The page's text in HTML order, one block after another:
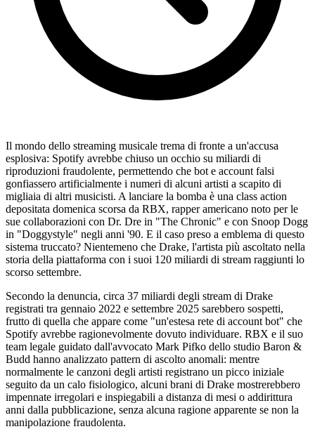
Il mondo dello streaming musicale trema di fronte a un'accusa
esplosiva: Spotify avrebbe chiuso un occhio su miliardi di
riproduzioni fraudolente, permettendo che bot e account falsi
gonfiassero artificialmente i numeri di alcuni artisti a scapito di
migliaia di altri musicisti. A lanciare la bomba è una class action
depositata domenica scorsa da RBX, rapper americano noto per le
sue collaborazioni con Dr. Dre in "The Chronic" e con Snoop Dogg
in "Doggystyle" negli anni '90. E il caso preso a emblema di questo
sistema truccato? Nientemeno che Drake, l'artista più ascoltato nella
storia della piattaforma con i suoi 120 miliardi di stream raggiunti lo
scorso settembre.
Secondo la denuncia, circa 37 miliardi degli stream di Drake
registrati tra gennaio 2022 e settembre 2025 sarebbero sospetti,
frutto di quella che appare come "un'estesa rete di account bot" che
Spotify avrebbe ragionevolmente dovuto individuare. RBX e il suo
team legale guidato dall'avvocato Mark Pifko dello studio Baron &
Budd hanno analizzato pattern di ascolto anomali: mentre
normalmente le canzoni degli artisti registrano un picco iniziale
seguito da un calo fisiologico, alcuni brani di Drake mostrerebbero
impennate irregolari e inspiegabili a distanza di mesi o addirittura
anni dalla pubblicazione, senza alcuna ragione apparente se non la
manipolazione fraudolenta.